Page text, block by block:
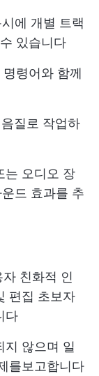
에 개별 트랙
있습니다
령어와 함께
질로 작업하
는 오디오 장
드 효과를 추
친화적 인
편집 초보자
다
지 않으며 일
를보고합니다